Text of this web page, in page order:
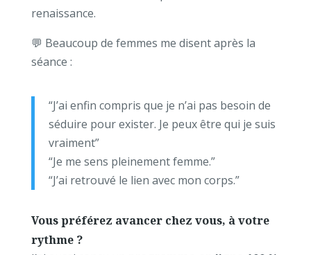
renaissance.
💬 Beaucoup de femmes me disent après la
séance :
“J’ai enfin compris que je n’ai pas besoin de
séduire pour exister. Je peux être qui je suis
vraiment”
“Je me sens pleinement femme.”
“J’ai retrouvé le lien avec mon corps.”
Vous préférez avancer chez vous, à votre
rythme ?